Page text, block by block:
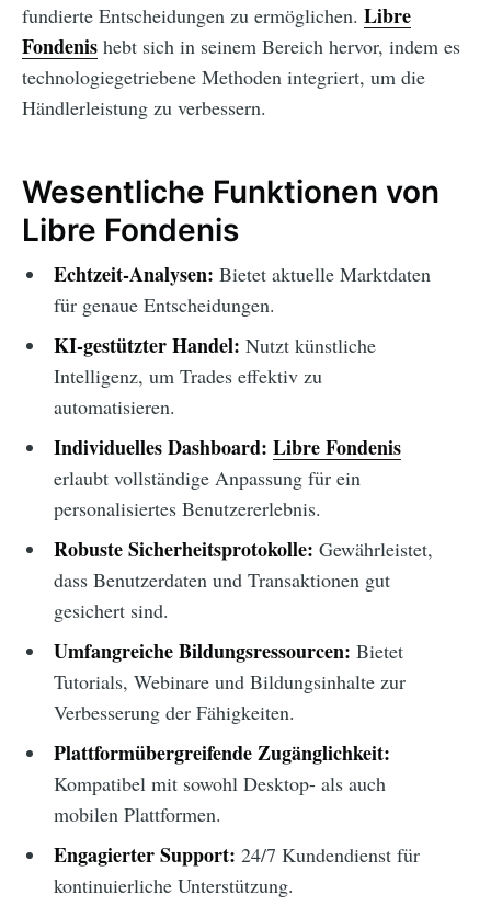
fundierte Entscheidungen zu ermöglichen. Libre
Fondenis hebt sich in seinem Bereich hervor, indem es
technologiegetriebene Methoden integriert, um die
Händlerleistung zu verbessern.
Wesentliche Funktionen von
Libre Fondenis
Echtzeit-Analysen: Bietet aktuelle Marktdaten
für genaue Entscheidungen.
KI-gestützter Handel: Nutzt künstliche
Intelligenz, um Trades effektiv zu
automatisieren.
Individuelles Dashboard: Libre Fondenis
erlaubt vollständige Anpassung für ein
personalisiertes Benutzererlebnis.
Robuste Sicherheitsprotokolle: Gewährleistet,
dass Benutzerdaten und Transaktionen gut
gesichert sind.
Umfangreiche Bildungsressourcen: Bietet
Tutorials, Webinare und Bildungsinhalte zur
Verbesserung der Fähigkeiten.
Plattformübergreifende Zugänglichkeit:
Kompatibel mit sowohl Desktop- als auch
mobilen Plattformen.
Engagierter Support: 24/7 Kundendienst für
kontinuierliche Unterstützung.